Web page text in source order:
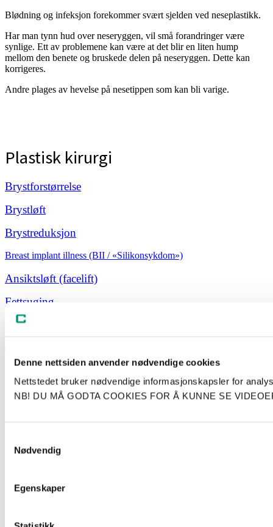
Denne nettsiden anvender nødvendige cookies
Nettstedet bruker nødvendige informasjonskapsler for
NB! DU MÅ GODTA COOKIES FOR Å KUNNE SE
Nødvendig
Egenskaper
Blødning og infeksjon forekommer svært sjelden ved neseplastikk.
Har man tynn hud over neseryggen, vil små forandringer være
synlige. Ett av problemene kan være at det blir en liten hump
mellom den benete og bruskede delen på neseryggen. Dette kan
korrigeres.
Andre plages av hevelse på nesetippen som kan bli varige.
Plastisk kirurgi
Brystforstørrelse
Brystløft
Brystreduksjon
Breast implant illness (BII / «Silikonsykdom»)
Ansiktsløft (facelift)
Fettsuging
Bukplastikk
Plastiskkirurgi.no er et informasjonsnettsted om plastisk kirurgi. Vi